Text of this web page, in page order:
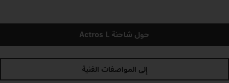
حول شاحنة Actros L
إلى المواصفات الفنية